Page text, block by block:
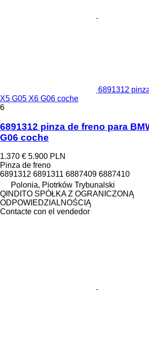
6891312
X5 G05 X6 G06 coche
6
6891312 pinza de freno para
G06 coche
1.370 € 5.900 PLN
Pinza de freno
6891312 6891311 6887409 6887410
Polonia, Piotrków Trybunalski
QINDITO SPÓŁKA Z OGRANICZONĄ
ODPOWIEDZIALNOŚCIĄ
Contacte con el vendedor